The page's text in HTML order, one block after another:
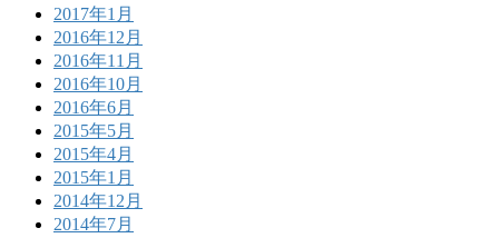
2017年1月
2016年12月
2016年11月
2016年10月
2016年6月
2015年5月
2015年4月
2015年1月
2014年12月
2014年7月